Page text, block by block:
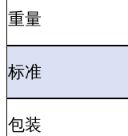
重量
标准
包装